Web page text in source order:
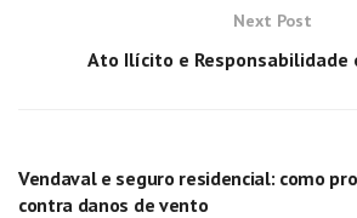
Next Post
Ato Ilícito e Responsabilidade
Vendaval e seguro residencial: como
contra danos de vento